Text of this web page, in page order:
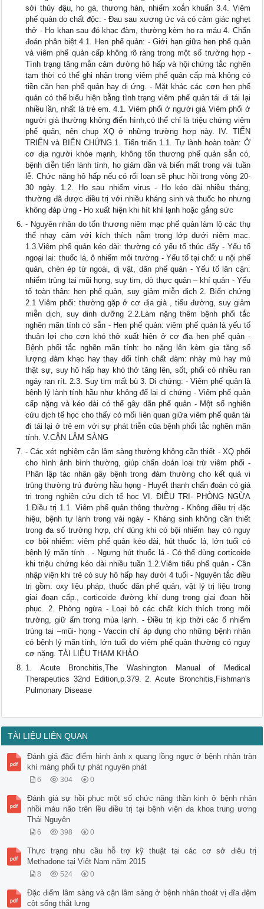
sởi thủy đậu, ho gà, thương hàn, nhiểm xoắn khuẩn 3.4. Viêm
phế quản do chất độc: - Đau sau xương ức và có cảm giác nghẹt
thở - Ho khan sau đó khạc đàm, thường kèm ho ra máu 4. Chẩn
đoán phân biệt 4.1. Hen phế quản: - Giới hạn giữa hen phế quản
và viêm phế quản cấp không rõ ràng trong một số trường hợp -
Tình trạng tăng mẫn cảm đường hô hấp và hội chứng tắc nghẽn
tạm thời có thể ghi nhận trong viêm phế quản cấp mà không có
tiền căn hen phế quản hay dị ứng. - Mặt khác các cơn hen phế
quản có thể biểu hiện bằng tình trạng viêm phế quản tái đi tái lại
nhiều lần, nhất là trẻ em. 4.1. Viêm phổi ở người già Viêm phổi ở
người già thường không điển hình,có thể chỉ là triệu chứng viêm
phế quản, nên chụp XQ ở những trường hợp này. IV. TIẾN
TRIỂN và BIẾN CHỨNG 1. Tiến triển 1.1. Tự lành hoàn toàn: Ở
cơ địa người khỏe mạnh, không tổn thương phế quản sẳn có,
bệnh diễn tiến lành tính, ho giảm dần và biến mất trong vài tuần
lễ. Chức năng hô hấp nếu có rối loạn sẽ phục hồi trong vòng 20-
30 ngày. 1.2. Ho sau nhiểm virus - Ho kéo dài nhiều tháng,
thường đã được điều trị với nhiều kháng sinh và thuốc ho nhưng
không đáp ứng - Ho xuất hiện khi hít khí lạnh hoặc gắng sức
- Nguyên nhân do tổn thương niêm mạc phế quản làm lộ các thụ
thể nhạy cảm với kích thích nằm trong lớp dưới niêm mạc.
1.3.Viêm phế quản kéo dài: thường có yếu tố thúc đẩy - Yếu tố
ngoại lai: thuốc lá, ô nhiểm môi trường - Yếu tố tại chổ: u nội phế
quản, chèn ép từ ngoài, dị vật, dãn phế quản - Yếu tố lân cận:
nhiểm trùng tai mũi họng, suy tim, dò thực quản – khí quản - Yếu
tố toàn thân: hen phế quản, suy giảm miễn dịch 2. Biến chứng
2.1 Viêm phổi: thường gặp ở cơ địa già , tiểu đường, suy giảm
miễn dịch, suy dinh dưỡng 2.2.Làm nặng thêm bệnh phổi tắc
nghẽn mãn tính có sẵn - Hen phế quản: viêm phế quản là yếu tố
thuận lợi cho cơn khó thở xuất hiện ở cơ địa hen phế quản -
Bệnh phổi tắc nghẽn mãn tính: ho nặng lên kèm gia tăng số
lượng đàm khạc hay thay đổi tính chất đàm: nhày mủ hay mủ
thật sự, suy hô hấp hay khó thở tăng lên, sốt, phổi có nhiều ran
ngáy ran rít. 2.3. Suy tim mất bù 3. Di chứng: - Viêm phế quản là
bệnh lý lành tính hầu như không để lại di chứng - Viêm phế quản
cấp nặng và kéo dài có thể gây dãn phế quản - Một số nghiên
cứu dịch tể học cho thấy có mối liên quan giữa viêm phế quản tái
đi tái lại ở trẻ em với sự phát triễn của bệnh phổi tắc nghẽn mãn
tính. V.CẬN LÂM SÀNG
- Các xét nghiệm cận lâm sàng thường không cần thiết - XQ phổi
cho hình ảnh bình thường, giúp chẩn đoán loại trừ viêm phổi -
Phân lập tác nhân gây bệnh trong đàm thường cho kết quả vi
trùng thường trú đường hầu họng - Huyết thanh chẩn đoán có giá
trị trong nghiên cứu dịch tể học VI. ĐIỀU TRỊ- PHÒNG NGỪA
1.Điều trị 1.1. Viêm phế quản thông thường - Không điều trị đặc
hiệu, bệnh tự lành trong vài ngày - Kháng sinh không cần thiết
trong đa số trường hợp, chỉ dùng khi có bội nhiểm hay có nguy
cơ bội nhiểm: viêm phế quản kéo dài, hút thuốc lá, lớn tuổi có
bệnh lý mãn tính . - Ngưng hút thuốc lá - Có thể dùng corticoide
khi triệu chứng kéo dài nhiều tuần 1.2.Viêm tiểu phế quản - Cần
nhập viện khi trẻ có suy hô hấp hay dưới 4 tuổi - Nguyên tắc điều
trị gồm: oxy liệu pháp, thuốc dãn phế quản, vật lý trị liệu trong
giai đoạn cấp., corticoide đường khí dung trong giai đọan hồi
phục. 2. Phòng ngừa - Loại bỏ các chất kích thích trong môi
trường, giữ ấm trong mùa lạnh. - Điều trị kịp thời các ổ nhiểm
trùng tai –mũi- họng - Vaccin chỉ áp dụng cho những bệnh nhân
có bệnh lý mãn tính, lớn tuổi do viêm phế quản thường có nguy
cơ nặng. TÀI LIỆU THAM KHẢO
1. Acute Bronchitis,The Washington Manual of Medical
Therapeutics 32nd Edition,p.379. 2. Acute Bronchitis,Fishman's
Pulmonary Disease
TÀI LIỆU LIÊN QUAN
Đánh giá đặc điểm hình ảnh x quang lồng ngực ở bệnh nhân tràn
khí màng phổi tự phát nguyên phát
6 304 0
Đánh giá sự hồi phục một số chức năng thần kinh ở bệnh nhân
nhồi máu não trên lều điều trị tại bệnh viện đa khoa trung ương
Thái Nguyên
6 398 0
Thực trạng nhu cầu hỗ trợ kỹ thuật tại các cơ sở điêu trị
Methadone tại Việt Nam năm 2015
8 524 0
Đặc điểm lâm sàng và cận lâm sàng ở bệnh nhân thoát vị đĩa đệm
cột sống thắt lưng